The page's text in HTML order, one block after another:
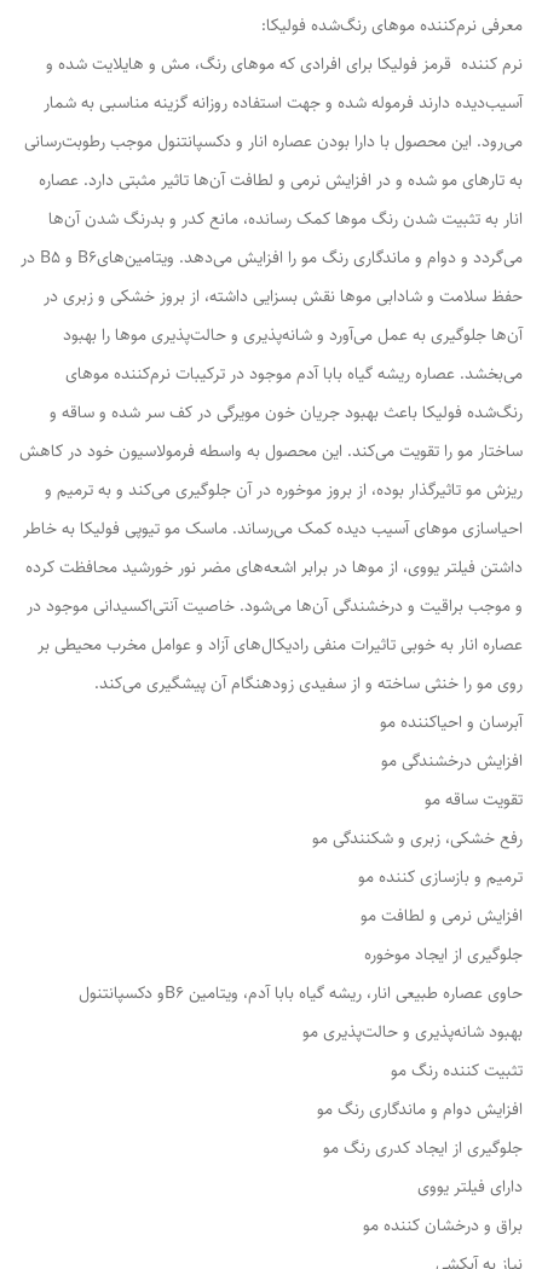
معرفی نرم‌کننده موهای رنگ‌شده فولیکا:
نرم کننده قرمز فولیکا برای افرادی که موهای رنگ، مش و هایلایت شده و
آسیب‌دیده دارند فرموله شده و جهت استفاده روزانه گزینه مناسبی به شمار
می‌رود. این محصول با دارا بودن عصاره انار و دکسپانتنول موجب رطوبت‌رسانی
به تارهای مو شده و در افزایش نرمی و لطافت آن‌ها تاثیر مثبتی دارد. عصاره
انار به تثبیت شدن رنگ موها کمک رسانده، مانع کدر و بدرنگ‌ شدن آن‌ها
می‌گردد و دوام و ماندگاری رنگ مو را افزایش می‌دهد. ویتامین‌هایB6 و B5 در
حفظ سلامت و شادابی موها نقش بسزایی داشته، از بروز خشکی و زبری در
آن‌ها جلوگیری به عمل می‌آورد و شانه‌پذیری و حالت‌پذیری موها را بهبود
می‌بخشد. عصاره ریشه گیاه بابا آدم موجود در ترکیبات نرم‌کننده موهای
رنگ‌شده فولیکا باعث بهبود جریان خون‌ مویرگی در کف سر شده و ساقه و
ساختار مو را تقویت می‌کند. این محصول به واسطه فرمولاسیون خود در کاهش
ریزش مو تاثیرگذار بوده، از بروز موخوره در آن جلوگیری می‌کند و به ترمیم و
احیاسازی موهای آسیب دیده کمک می‌رساند. ماسک مو تیوپی فولیکا به خاطر
داشتن فیلتر یووی، از موها در برابر اشعه‌های مضر نور خورشید محافظت کرده
و موجب براقیت و درخشندگی آن‌ها می‌شود. خاصیت آنتی‌اکسیدانی موجود در
عصاره انار به خوبی تاثیرات منفی رادیکال‌های آزاد و عوامل مخرب محیطی بر
روی مو را خنثی ساخته و از سفیدی زودهنگام آن پیشگیری می‌کند.
آبرسان و احیاکننده مو
افزایش درخشندگی مو
تقویت‌ ساقه مو
رفع خشکی، زبری و شکنندگی مو
ترمیم و بازسازی کننده مو
افزایش نرمی و لطافت مو
جلوگیری از ایجاد موخوره
حاوی عصاره طبیعی انار، ریشه گیاه بابا آدم، ویتامین B6و دکسپانتنول
بهبود شانه‌پذیری و حالت‌پذیری مو
تثبیت کننده رنگ مو
افزایش دوام و ماندگاری رنگ مو
جلوگیری از ایجاد کدری رنگ مو
دارای فیلتر یووی
براق و درخشان کننده مو